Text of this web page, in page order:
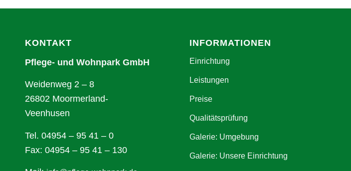
KONTAKT
Pflege- und Wohnpark GmbH
Weidenweg 2 – 8
26802 Moormerland-
Veenhusen
Tel. 04954 – 95 41 – 0
Fax: 04954 – 95 41 – 130
INFORMATIONEN
Einrichtung
Leistungen
Preise
Qualitätsprüfung
Galerie: Umgebung
Galerie: Unsere Einrichtung